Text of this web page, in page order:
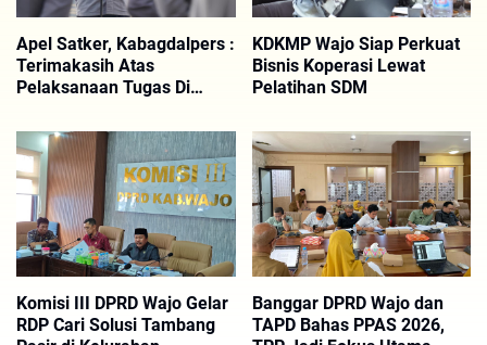
Apel Satker, Kabagdalpers :
Terimakasih Atas
Pelaksanaan Tugas Di
Dengan Baik
KDKMP Wajo Siap Perkuat
Bisnis Koperasi Lewat
Pelatihan SDM
Komisi III DPRD Wajo Gelar
RDP Cari Solusi Tambang
Banggar DPRD Wajo dan
TAPD Bahas PPAS 2026,